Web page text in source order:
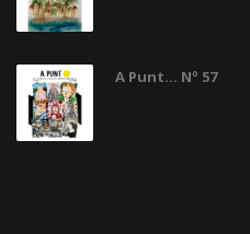
A Punt... Nº 57